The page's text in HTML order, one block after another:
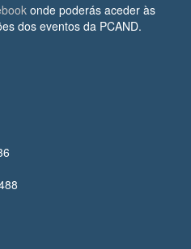
onde poderás aceder às
dos eventos da PCAND.